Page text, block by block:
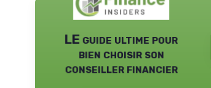
LE guide ultime pour
bien choisir son
conseiller financier